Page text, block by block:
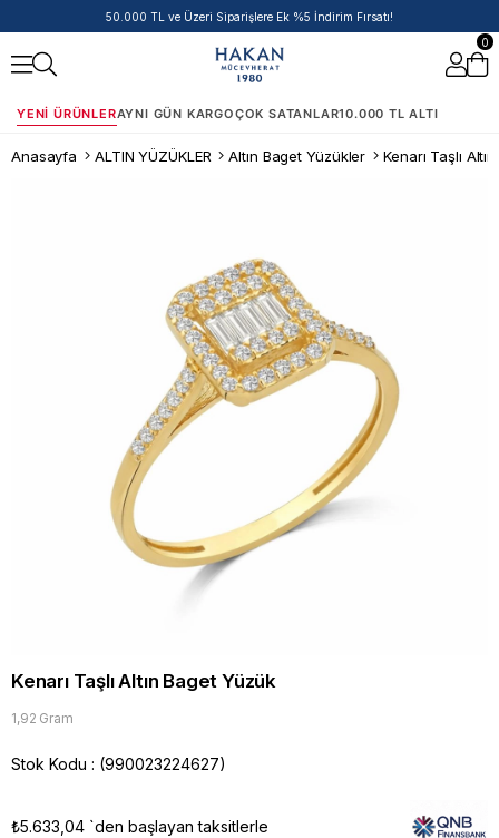
50.000 TL ve Üzeri Siparişlere Ek %5 İndirim Fırsatı!
0
YENI ÜRÜNLERAYNI GÜN KARGOÇOK SATANLAR10.000 TL ALTI
Anasayfa ALTIN YÜZÜKLER Altın Baget Yüzükler Kenarı Taşlı
Kenarı Taşlı Altın Baget Yüzük
1,92 Gram
Stok Kodu (990023224627)
₺5.633,04 `den başlayan taksitlerle